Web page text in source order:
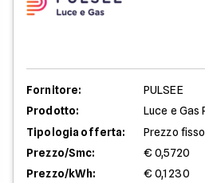
Fornitore:
PULSEE
Prodotto:
Luce e Gas
Tipologia offerta:
Prezzo
Prezzo/Smc:
€ 0,5720
Prezzo/kWh:
€ 0,1230